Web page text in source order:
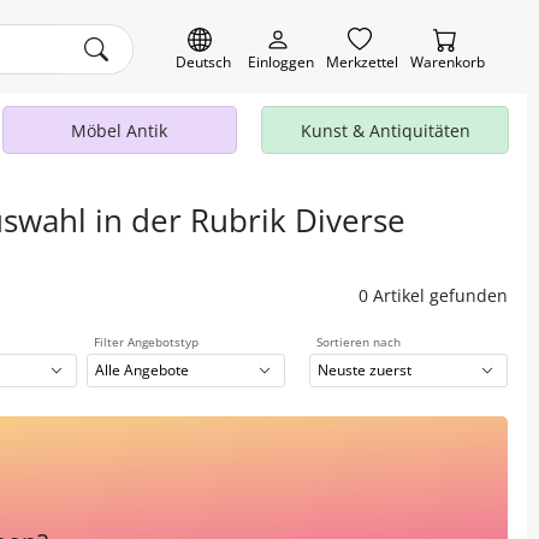
Deutsch Einloggen Merkzettel Warenkorb
Möbel Antik Kunst & Antiquitäten
in der Rubrik Diverse
0 Artikel gefunden
Filter Angebotstyp
Alle Angebote
Sortieren nach
Neuste zuerst